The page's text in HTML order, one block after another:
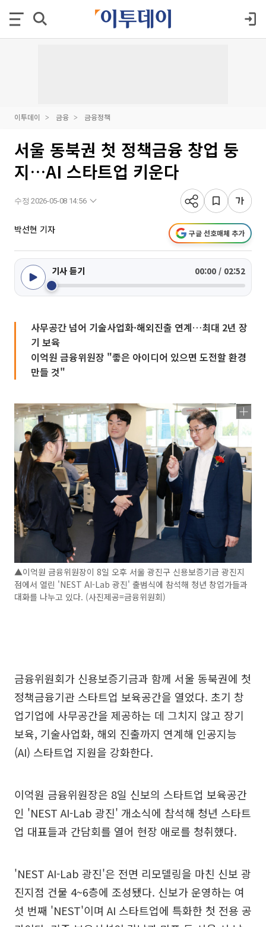
이투데이 금융 금융정책
서울 동북권 첫 정책금융 창업 둥
지…AI 스타트업 키운다
수정 2026-05-08 14:56
박선현 기자 구글 선호매체 추가
기사 듣기 00:00 / 02:52
사무공간 넘어 기술사업화·해외진출 연계…최대 2년 장
기 보육
이억원 금융위원장 "좋은 아이디어 있으면 도전할 환경
만들 것"
▲이억원 금융위원장이 8일 오후 서울 광진구 신용보증기금 광진지
점에서 열린 'NEST AI-Lab 광진' 출범식에 참석해 청년 창업가들과
대화를 나누고 있다. (사진제공=금융위원회)
금융위원회가 신용보증기금과 함께 서울 동북권에 첫
정책금융기관 스타트업 보육공간을 열었다. 초기 창
업기업에 사무공간을 제공하는 데 그치지 않고 장기
보육, 기술사업화, 해외 진출까지 연계해 인공지능
(AI) 스타트업 지원을 강화한다.
이억원 금융위원장은 8일 신보의 스타트업 보육공간
인 'NEST AI-Lab 광진' 개소식에 참석해 청년 스타트
업 대표들과 간담회를 열어 현장 애로를 청취했다.
'NEST AI-Lab 광진'은 전면 리모델링을 마친 신보 광
진지점 건물 4~6층에 조성됐다. 신보가 운영하는 여
섯 번째 'NEST'이며 AI 스타트업에 특화한 첫 전용 공